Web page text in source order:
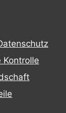
Kontrolle